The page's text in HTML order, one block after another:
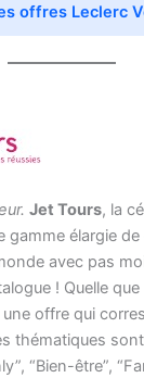
offres Leclerc
Jet Tours, la
gamme élargie
avec pas
! Quelle
offre qui
thématiques
“Bien-être”,